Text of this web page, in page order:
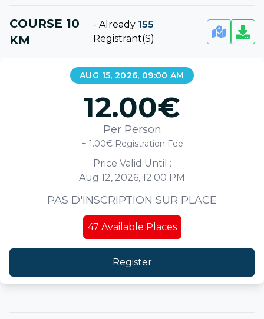
COURSE 10
KM
- Already 155
Registrant(s)
AUG 15, 2026, 09:00 AM
12.00€
Per Person
+ 1.00€ Registration Fee
Price Valid Until :
Aug 12, 2026, 12:00 PM
PAS D'INSCRIPTION SUR PLACE
47 Available Places
Register